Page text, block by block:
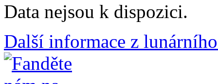
Data nejsou k dispozici.
Další informace z